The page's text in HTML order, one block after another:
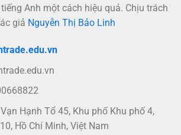
Anh một cách hiệu quả. Chịu trách
giả Nguyễn Thị Bảo Linh
Hạnh Tổ 45, Khu phố Khu phố 4,
Hồ Chí Minh, Việt Nam